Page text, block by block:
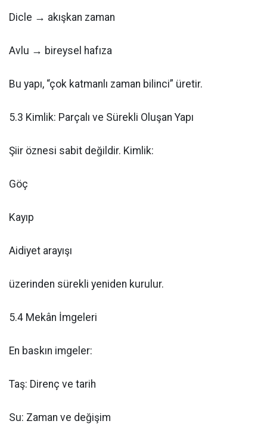
Dicle → akışkan zaman
Avlu → bireysel hafıza
Bu yapı, “çok katmanlı zaman bilinci” üretir.
5.3 Kimlik: Parçalı ve Sürekli Oluşan Yapı
Şiir öznesi sabit değildir. Kimlik:
Göç
Kayıp
Aidiyet arayışı
üzerinden sürekli yeniden kurulur.
5.4 Mekân İmgeleri
En baskın imgeler:
Taş: Direnç ve tarih
Su: Zaman ve değişim